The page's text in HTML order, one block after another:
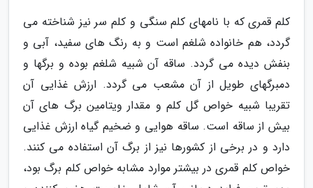
کلم قمری که با نامهای کلم سنگی و کلم سر نیز شناخته می
گردد، هم خانواده شلغم است و به رنگ های سفید، آبی و
بنفش دیده می گردد. ساقه آن شبیه شلغم بوده و برگها و
دمبرگهای طویل از آن مشعب می گردد. ارزش غذایی آن
تقریبا شبیه خواص گل کلم و مقدار ویتامین برگ های آن
بیش از ساقه است. ساقه هوایی و ضخیم گیاه ارزش غذایی
دارد و در برخی از کشورها نیز از برگ آن استفاده می کنند.
خواص کلم قمری در بیشتر موارد مشابه خواص کلم برگ بود،